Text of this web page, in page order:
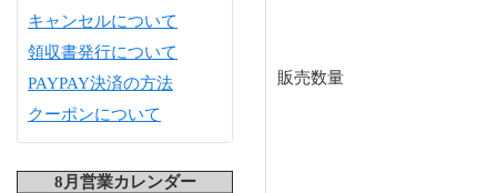
キャンセルについて
領収書発行について
PAYPAY決済の方法
クーポンについて
8月営業カレンダー
販売数量